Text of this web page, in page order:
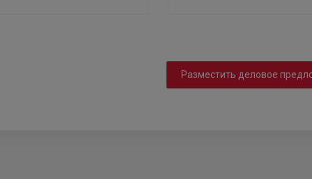
Разместить деловое